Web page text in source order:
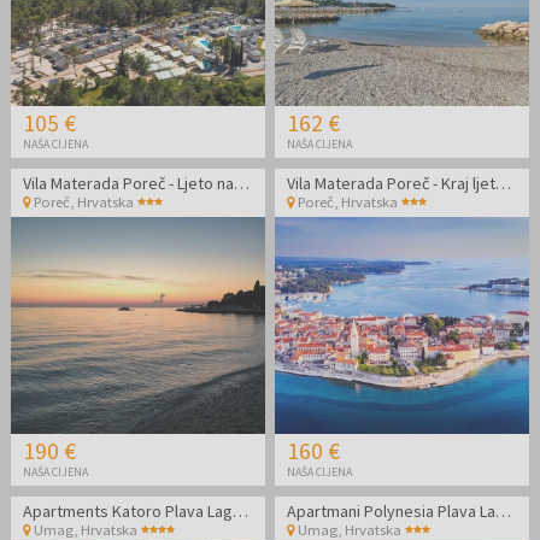
105 €
NAŠA CIJENA
162 €
NAŠA CIJENA
Vila Materada Poreč - Ljeto na izuzetnoj lokaciji
Poreč Hrvatska
190 €
NAŠA CIJENA
Vila Materada Poreč - Kraj ljeta na izuzetnoj lokaciji
Poreč Hrvatska
160 €
NAŠA CIJENA
Apartments Katoro Plava Laguna - Odmor u Istri
Umag, Hrvatska
Apartmani Polynesia Plava Laguna - Kraj ljeta u Istri
Umag Hrvatska